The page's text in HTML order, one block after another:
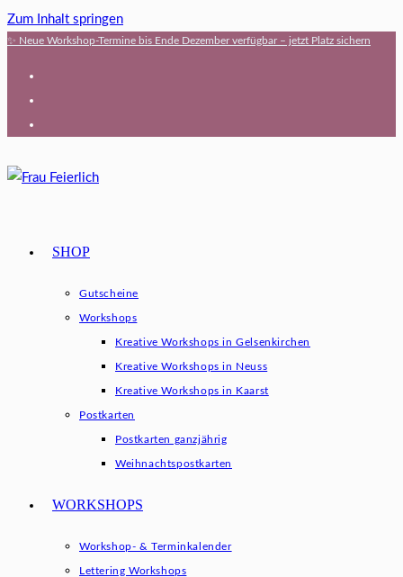
Zum Inhalt springen
✨ Neue Workshop-Termine bis Ende Dezember verfügbar – jetzt Platz sichern
SHOP
Gutscheine
Workshops
Kreative Workshops in Gelsenkirchen
Kreative Workshops in Neuss
Kreative Workshops in Kaarst
Postkarten
Postkarten ganzjährig
Weihnachtspostkarten
WORKSHOPS
Workshop- & Terminkalender
Lettering Workshops